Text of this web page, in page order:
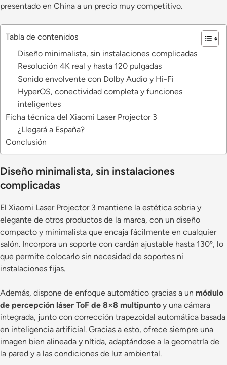
presentado en China a un precio muy competitivo.
Tabla de contenidos
Diseño minimalista, sin instalaciones complicadas
Resolución 4K real y hasta 120 pulgadas
Sonido envolvente con Dolby Audio y Hi-Fi
HyperOS, conectividad completa y funciones
inteligentes
Ficha técnica del Xiaomi Laser Projector 3
¿Llegará a España?
Conclusión
Diseño minimalista, sin instalaciones
complicadas
El Xiaomi Laser Projector 3 mantiene la estética sobria y
elegante de otros productos de la marca, con un diseño
compacto y minimalista que encaja fácilmente en cualquier
salón. Incorpora un soporte con cardán ajustable hasta 130º, lo
que permite colocarlo sin necesidad de soportes ni
instalaciones fijas.
Además, dispone de enfoque automático gracias a un módulo
de percepción láser ToF de 8×8 multipunto y una cámara
integrada, junto con corrección trapezoidal automática basada
en inteligencia artificial. Gracias a esto, ofrece siempre una
imagen bien alineada y nítida, adaptándose a la geometría de
la pared y a las condiciones de luz ambiental.